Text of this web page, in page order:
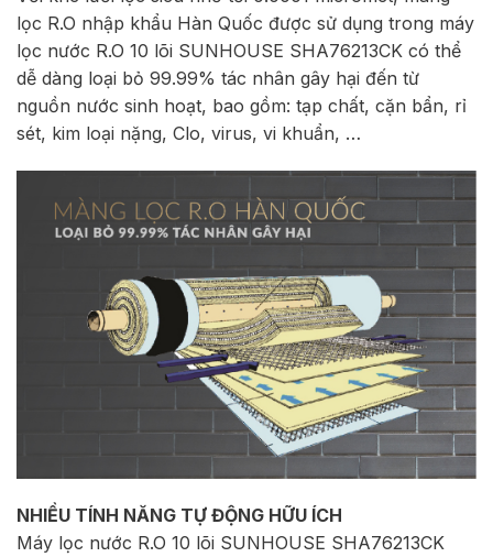
lọc R.O nhập khẩu Hàn Quốc được sử dụng trong máy
lọc nước R.O 10 lõi SUNHOUSE SHA76213CK có thể
dễ dàng loại bỏ 99.99% tác nhân gây hại đến từ
nguồn nước sinh hoạt, bao gồm: tạp chất, cặn bẩn, rỉ
sét, kim loại nặng, Clo, virus, vi khuẩn, …
NHIỀU TÍNH NĂNG TỰ ĐỘNG HỮU ÍCH
Máy lọc nước R.O 10 lõi SUNHOUSE SHA76213CK